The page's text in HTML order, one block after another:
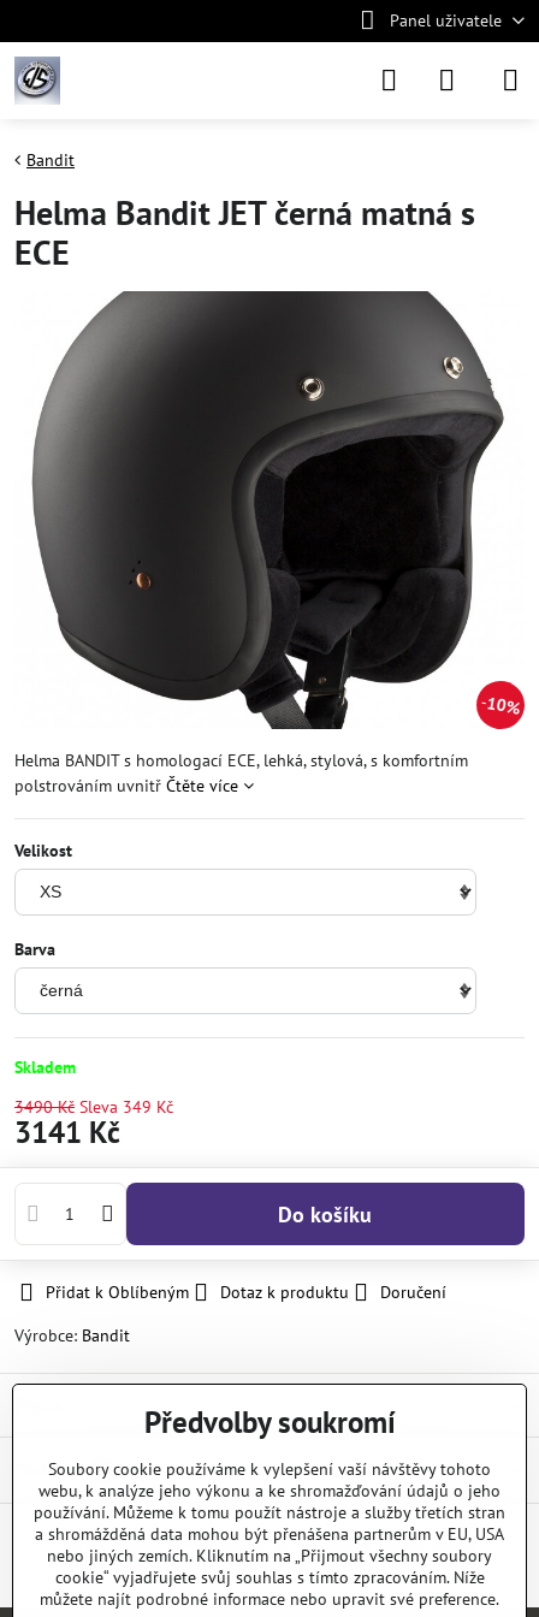
Panel uživatele
10%
Bandit
Helma Bandit JET černá matná s
ECE
Helma BANDIT s homologací ECE, lehká, stylová, s komfortním
polstrováním uvnitř Čtěte více
Velikost
Barva
Skladem
3490 Kč Sleva 349 Kč
3141 Kč
Do košíku
Přidat k Oblíbeným Dotaz k produktu
Doručení
Výrobce: Bandit
Diskuse 0
FacebookTwitterBlueskyPinterestReddit LinkedInWhatsApp
E-
mail
Předvolby soukromí
Soubory cookie používáme k vylepšení vaší návštěvy tohoto
webu, k analýze jeho výkonu a ke shromažďování údajů o jeho
používání. Můžeme k tomu použít nástroje a služby třetích stran
a shromážděná data mohou být přenášena partnerům v EU, USA
nebo jiných zemích. Kliknutím na „Přijmout všechny soubory
cookie“ vyjadřujete svůj souhlas s tímto zpracováním. Níže
můžete najít podrobné informace nebo upravit své preference.